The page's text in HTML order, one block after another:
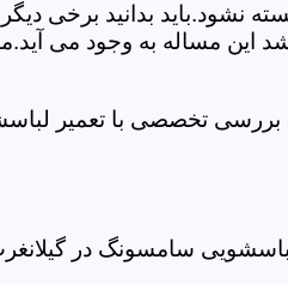
بدانید برخی
این مساله به وجود می
بررسی تخصصی با تعمیر
سامسونگ در